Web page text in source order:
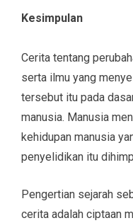
Kesimpulan
Cerita tentang
serta ilmu yang
tersebut itu pada
manusia. Manusia
kehidupan manusia
penyelidikan itu
Pengertian sejarah
cerita adalah ciptaan